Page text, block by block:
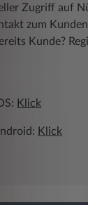
Zugriff auf
zum
Kunde?
Klick
Klick